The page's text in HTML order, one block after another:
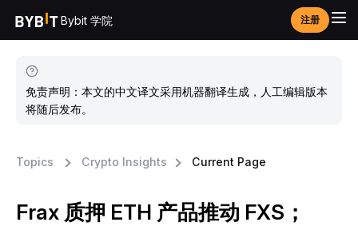
Bybit 学院 注册
免责声明：本文的中文译文采用机器翻译生成，人工编辑版本
将随后发布。
Topics Crypto Insights Current Page
Frax 质押 ETH 产品推动 FXS；